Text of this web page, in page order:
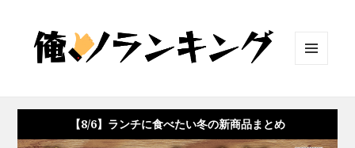
ット
【8/6】ランチに食べたい冬の新商品まとめ